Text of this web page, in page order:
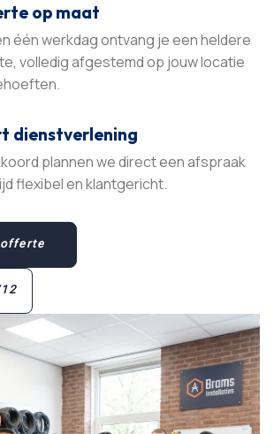
op maat
één werkdag ontvang je een heldere
volledig afgestemd op jouw locatie
dienstverlening
plannen we direct een afspraak
flexibel en klantgericht.​